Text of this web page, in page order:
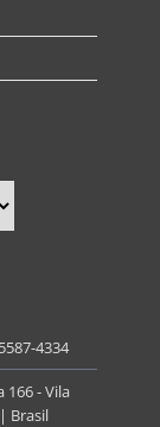
4334
166 - Vila
Brasil